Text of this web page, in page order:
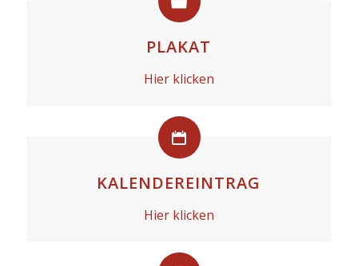
PLAKAT
Hier klicken
KALENDEREINTRAG
Hier klicken